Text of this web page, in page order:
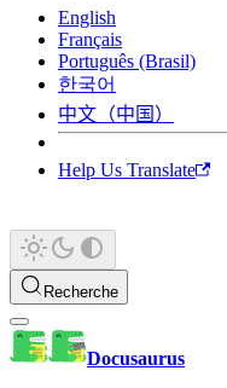
English
Français
Português (Brasil)
한국어
中文（中国）
Help Us Translate
Recherche
Docusaurus